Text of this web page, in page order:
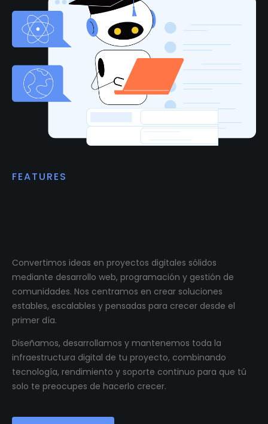
FEATURES
Convertimos ideas en proyectos digitales sólidos
mediante desarrollo web, programación y gestión de
comunidades. Nos centramos en crear soluciones
estables, escalables y pensadas para crecer desde el
primer día.
Diseñamos, desarrollamos y mantenemos toda la
infraestructura digital de tu proyecto, combinando
tecnología, rendimiento y soporte continuo para que tú
solo te preocupes de hacerlo crecer.